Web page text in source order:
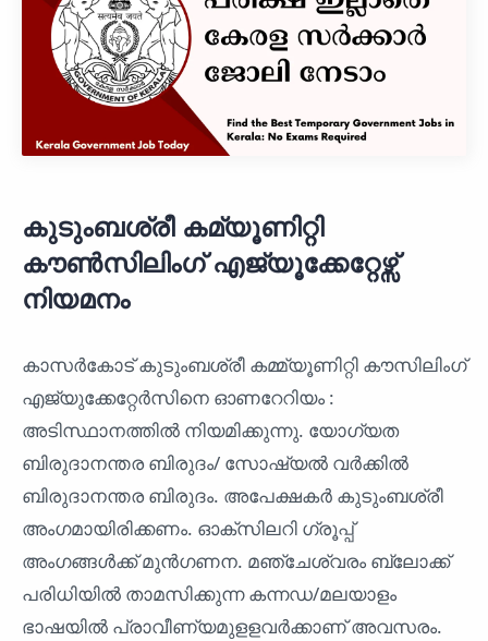
കുടുംബശ്രീ കമ്യൂണിറ്റി
കൗൺസിലിംഗ് എജ്യൂക്കേറ്റേഴ്സ്
നിയമനം
കാസർകോട് കുടുംബശ്രീ കമ്മ്യൂണിറ്റി കൗസിലിംഗ്
എജ്യുക്കേറ്റേർസിനെ ഓണറേറിയം :
അടിസ്ഥാനത്തിൽ നിയമിക്കുന്നു. യോഗ്യത
ബിരുദാനന്തര ബിരുദം/ സോഷ്യൽ വർക്കിൽ
ബിരുദാനന്തര ബിരുദം. അപേക്ഷകർ കുടുംബശ്രീ
അംഗമായിരിക്കണം. ഓക്സിലറി ഗ്രൂപ്പ്
അംഗങ്ങൾക്ക് മുൻഗണന. മഞ്ചേശ്വരം ബ്ലോക്ക്
പരിധിയിൽ താമസിക്കുന്ന കന്നഡ/മലയാളം
ഭാഷയിൽ പ്രാവീണ്യമുളളവർക്കാണ് അവസരം.